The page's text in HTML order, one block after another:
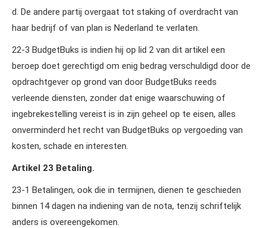
d. De andere partij overgaat tot staking of overdracht van
haar bedrijf of van plan is Nederland te verlaten.
22‑3 BudgetBuks is indien hij op lid 2 van dit artikel een
beroep doet gerechtigd om enig bedrag verschuldigd door de
opdrachtgever op grond van door BudgetBuks reeds
verleende diensten, zonder dat enige waarschuwing of
ingebrekestelling vereist is in zijn geheel op te eisen, alles
onverminderd het recht van BudgetBuks op vergoeding van
kosten, schade en interesten.
Artikel 23 Betaling.
23‑1 Betalingen, ook die in termijnen, dienen te geschieden
binnen 14 dagen na indiening van de nota, tenzij schriftelijk
anders is overeengekomen.